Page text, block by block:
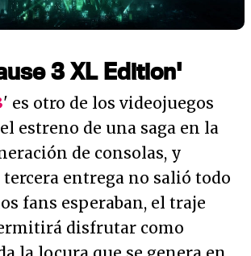
3 XL Edition'
' es otro de los videojuegos
estreno de una saga en la
de consolas, y
tercera entrega no salió todo
fans esperaban, el traje
disfrutar como